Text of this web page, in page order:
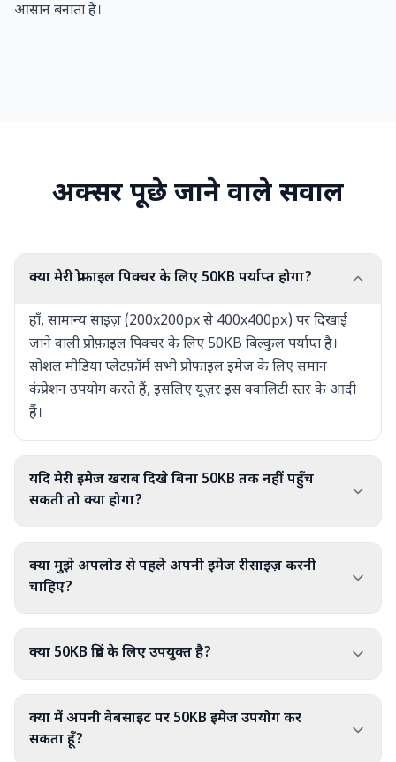
आसान बनाता है।
अक्सर पूछे जाने वाले सवाल
क्या मेरी प्रोफ़ाइल पिक्चर के लिए 50KB पर्याप्त होगा?
हाँ, सामान्य साइज़ (200x200px से 400x400px) पर दिखाई
जाने वाली प्रोफ़ाइल पिक्चर के लिए 50KB बिल्कुल पर्याप्त है।
सोशल मीडिया प्लेटफ़ॉर्म सभी प्रोफ़ाइल इमेज के लिए समान
कंप्रेशन उपयोग करते हैं, इसलिए यूज़र इस क्वालिटी स्तर के आदी
हैं।
यदि मेरी इमेज खराब दिखे बिना 50KB तक नहीं पहुँच
सकती तो क्या होगा?
क्या मुझे अपलोड से पहले अपनी इमेज रीसाइज़ करनी
चाहिए?
क्या 50KB प्रिंट के लिए उपयुक्त है?
क्या मैं अपनी वेबसाइट पर 50KB इमेज उपयोग कर
सकता हूँ?